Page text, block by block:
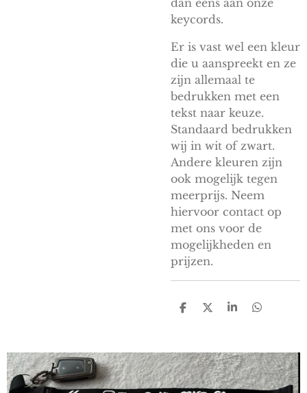
dan eens aan onze
keycords.
Er is vast wel een kleur
die u aanspreekt en ze
zijn allemaal te
bedrukken met een
tekst naar keuze.
Standaard bedrukken
wij in wit of zwart.
Andere kleuren zijn
ook mogelijk tegen
meerprijs. Neem
hiervoor contact op
met ons voor de
mogelijkheden en
prijzen.
D
n
D
S
e
D
n